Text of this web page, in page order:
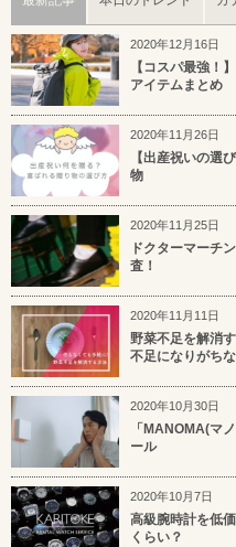
2020年12月16日
【コスパ最強！
アイテムまとめ
2020年11月26日
【出産祝いの選
物
2020年11月25日
ドクターマーチ
査！
2020年11月11日
野菜不足を解消
不足になりがち
2020年10月30日
「MANOMA(マ
ール
2020年10月7日
高級腕時計を低
くらい？